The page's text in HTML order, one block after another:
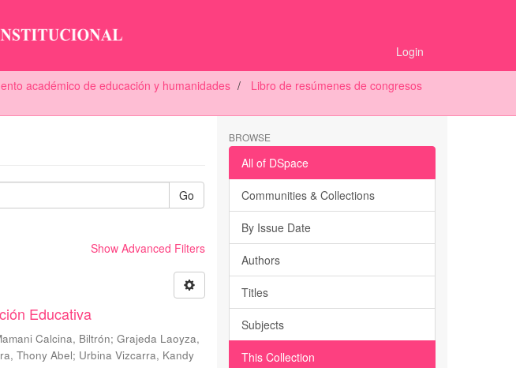
Login
académico de educación y humanidades
Libro de resúmenes de congresos
Go
Show Advanced Filters
Educativa
Calcina, Biltrón;Grajeda Laoyza,
Thony Abel; Urbina Vizcarra, Kandy
BROWSE
All of DSpace
Communities & Collections
By Issue Date
Authors
Titles
Subjects
This Collection